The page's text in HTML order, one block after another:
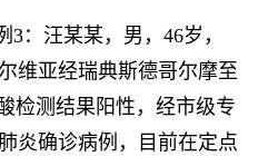
汪某某，男，46岁，
维亚经瑞典斯德哥尔摩至
检测结果阳性，经市级专
炎确诊病例，目前在定点